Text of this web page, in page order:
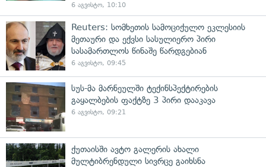
6 აგვისტო, 10:10
Reuters: სომხეთის სამოციქულო ეკლესიის
მეთაური და ექვსი სასულიერო პირი
სასამართლოს წინაშე წარდგებიან
6 აგვისტო, 09:45
სუს-მა მარნეულში ტექინსპექტირების
გაყალბების ფაქტზე 3 პირი დააკავა
6 აგვისტო, 09:21
ქუთაისში ავტო გალერის ახალი
მულტიბრენდული სივრცე გაიხსნა